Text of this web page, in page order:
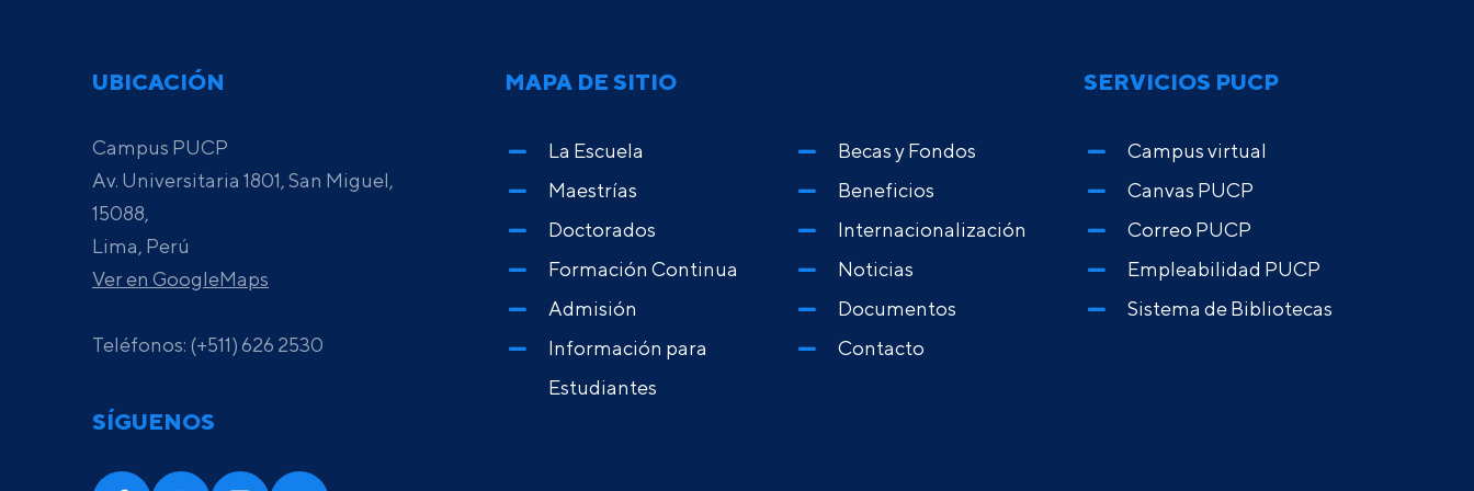
UBICACIÓN
Campus PUCP
Av. Universitaria 1801, San Miguel,
15088,
Lima, Perú
Ver en GoogleMaps
Teléfonos: (+511) 626 2530
SÍGUENOS
MAPA DE SITIO
La Escuela
Maestrías
Doctorados
Formación Continua
Admisión
Información para
Estudiantes
Becas y Fondos
Beneficios
Internacionalización
Noticias
Documentos
Contacto
SERVICIOS PUCP
Campus virtual
Canvas PUCP
Correo PUCP
Empleabilidad PUCP
Sistema de Bibliotecas